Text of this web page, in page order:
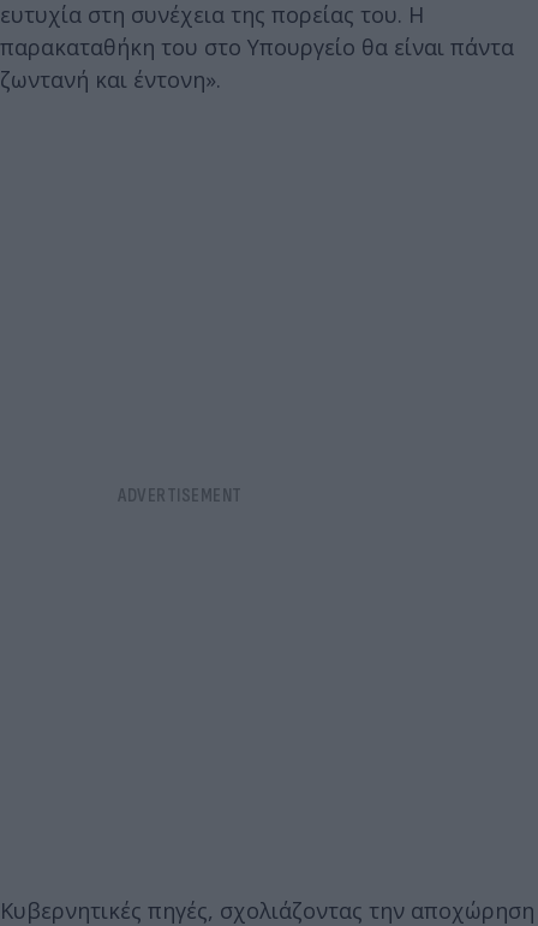
ευτυχία στη συνέχεια της πορείας του. Η
παρακαταθήκη του στο Υπουργείο θα είναι πάντα
ζωντανή και έντονη».
Κυβερνητικές πηγές, σχολιάζοντας την αποχώρηση